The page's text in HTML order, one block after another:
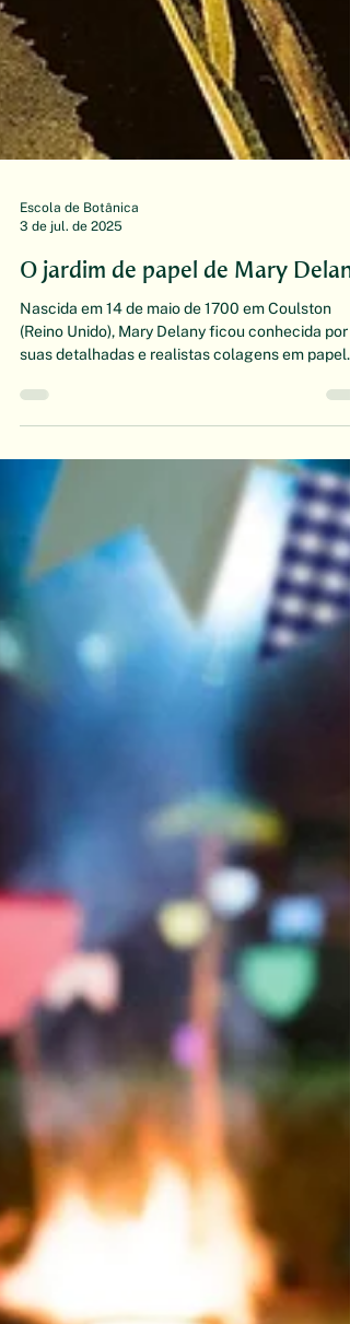
Escola de Botânica
3 de jul. de 2025
O jardim de papel de Mary
Nascida em 14 de maio de 1700 em Coulston
suas detalhadas e realistas colagens em papel...